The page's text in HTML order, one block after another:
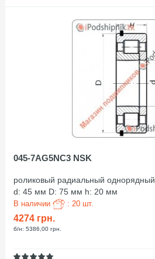
045-7AG5NC3 NSK
роликовый радиальный однорядный
d: 45 мм D: 75 мм h: 20 мм
В наличии : 20 шт.
4274 грн.
б/н: 5386,00 грн.